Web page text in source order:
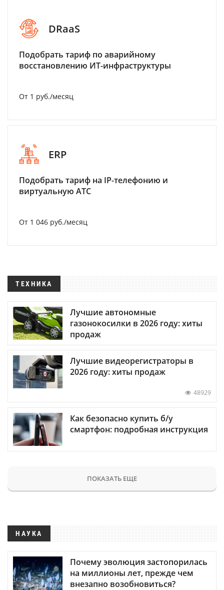
DRaaS
Подобрать тариф по аварийному
восстановлению ИТ-инфраструктуры
От 1 руб./месяц
ERP
Подобрать тариф на IP-телефонию и
виртуальную АТС
От 1 046 руб./месяц
ТЕХНИКА
Лучшие автономные
газонокосилки в 2026 году: хиты
продаж
Лучшие видеорегистраторы в
2026 году: хиты продаж
48929
Как безопасно купить б/у
смартфон: подробная инструкция
ПОКАЗАТЬ ЕЩЕ
НАУКА
Почему эволюция застопорилась
на миллионы лет, прежде чем
внезапно возобновиться?